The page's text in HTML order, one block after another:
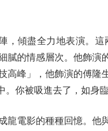
傾盡全力地表演。這
膩的情感層次。他飾演
高峰」，他飾演的傅隆
你被吸進去了，如身臨
電影的種種回憶。他